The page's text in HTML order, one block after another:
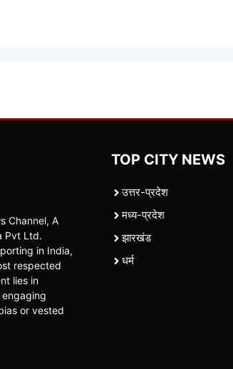
Channel, A
Pvt Ltd.
in India,
respected
lies in
or vested
TOP CITY NEWS
उत्तर-प्रदेश
मध्य-प्रदेश
झारखंड
धर्म